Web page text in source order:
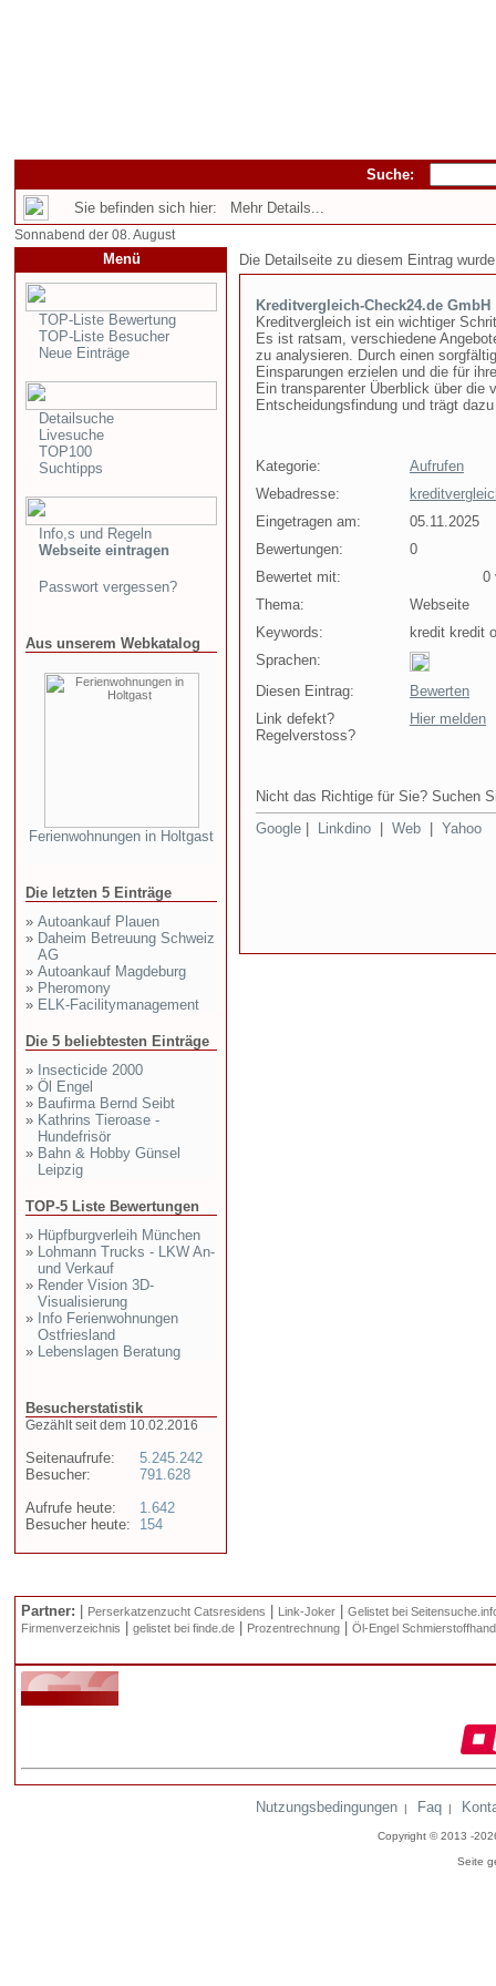
Suche:
Sie befinden sich hier: Mehr Details...
Sonnabend der 08. August
Menü
TOP-Liste Bewertung
TOP-Liste Besucher
Neue Einträge
Detailsuche
Livesuche
TOP100
Suchtipps
Info,s und Regeln
Webseite eintragen
Passwort vergessen?
Aus unserem Webkatalog
Ferienwohnungen in Holtgast
Die letzten 5 Einträge
» Autoankauf Plauen
» Daheim Betreuung Schweiz
AG
» Autoankauf Magdeburg
» Pheromony
» ELK-Facilitymanagement
Die 5 beliebtesten Einträge
» Insecticide 2000
» Öl Engel
» Baufirma Bernd Seibt
» Kathrins Tieroase -
Hundefrisör
» Bahn & Hobby Günsel
Leipzig
TOP-5 Liste Bewertungen
» Hüpfburgverleih München
» Lohmann Trucks - LKW An-
und Verkauf
» Render Vision 3D-
Visualisierung
» Info Ferienwohnungen
Ostfriesland
» Lebenslagen Beratung
Besucherstatistik
Gezählt seit dem 10.02.2016
Seitenaufrufe:
Besucher:
Aufrufe heute:
Besucher heute:
5.245.242
791.628
1.642
154
Die Detailseite zu diesem Eintrag
Kreditvergleich-Check24.de GmbH
Kreditvergleich ist ein wichtiger
Es ist ratsam, verschiedene
zu analysieren. Durch einen
Einsparungen erzielen und die für
Ein transparenter Überblick über die
Entscheidungsfindung und trägt
Kategorie:
Aufrufen
Webadresse:
Eingetragen am:
05.11.2025
Bewertungen:
0
Bewertet mit:
0
Thema:
Webseite
Keywords:
kredit kredit
Sprachen:
Diesen Eintrag:
Bewerten
Link defekt?
Regelverstoss?
Hier melden
Nicht das Richtige für Sie? Suchen
Google
Linkdino Web Yahoo
Partner: Perserkatzenzucht Catsresidens Link-Joker
Gelistet bei
Firmenverzeichnis
gelistet bei finde.de Prozentrechnung Öl-Engel
Nutzungsbedingungen | Faq |
Copyright © 2013 -
Seite